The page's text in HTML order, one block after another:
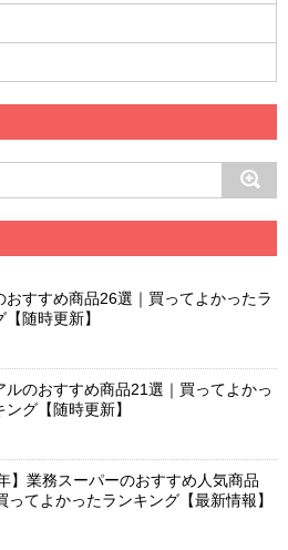
おすすめ商品26選｜買ってよかったラ
【随時更新】
ルのおすすめ商品21選｜買ってよかっ
ング【随時更新】
】業務スーパーのおすすめ人気商品
ってよかったランキング【最新情報】